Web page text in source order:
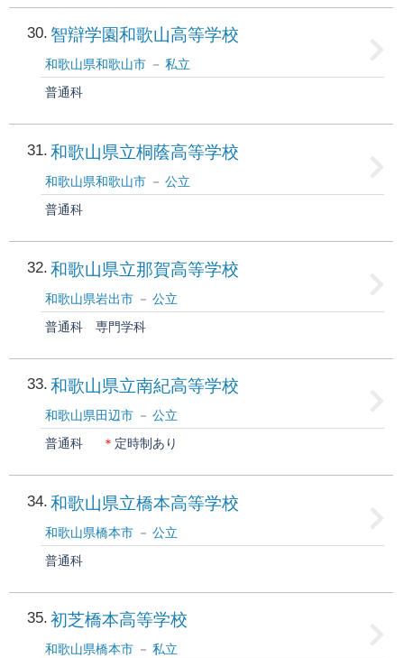
30 智辯学園和歌山高等学校
和歌山県和歌山市
私立
普通科
31 和歌山県立桐蔭高等学校
和歌山県和歌山市
公立
普通科
32 和歌山県立那賀高等学校
和歌山県岩出市
公立
普通科
専門学科
33 和歌山県立南紀高等学校
和歌山県田辺市
公立
普通科
＊ 定時制あり
34 和歌山県立橋本高等学校
和歌山県橋本市
公立
普通科
35 初芝橋本高等学校
和歌山県橋本市
私立